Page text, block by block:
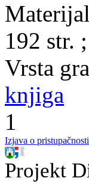
192 str.
Vrsta
knjiga
1
Izjava o pristupačnosti
Projekt